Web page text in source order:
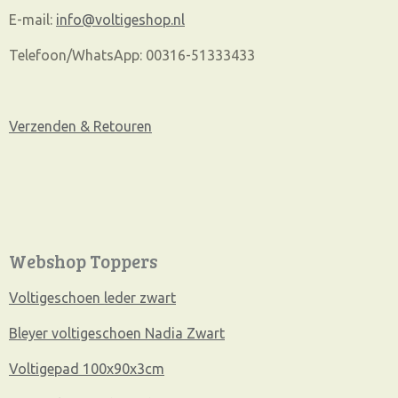
E-mail: info@voltigeshop.nl
Telefoon/WhatsApp: 00316-51333433
Verzenden & Retouren
Webshop Toppers
Voltigeschoen leder zwart
Bleyer voltigeschoen Nadia Zwart
Voltigepad 100x90x3cm